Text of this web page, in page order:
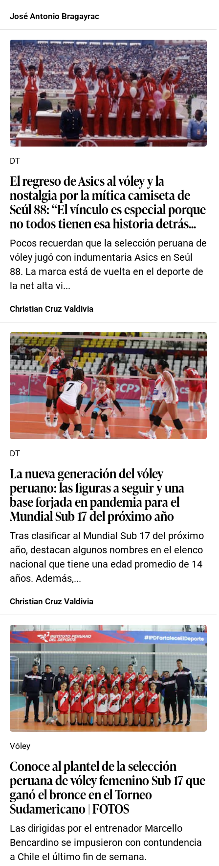
José Antonio Bragayrac
El regreso de Asics al vóley y la
nostalgia por la mítica camiseta de
Seúl 88: “El vínculo es especial porque
no todos tienen esa historia detrás...
Pocos recuerdan que la selección peruana de
vóley jugó con indumentaria Asics en Seúl
88. La marca está de vuelta en el deporte de
la net alta vi...
DT
Christian Cruz Valdivia
La nueva generación del vóley
peruano: las figuras a seguir y una
base forjada en pandemia para el
Mundial Sub 17 del próximo año
Tras clasificar al Mundial Sub 17 del próximo
año, destacan algunos nombres en el elenco
nacional que tiene una edad promedio de 14
años. Además,...
DT
Christian Cruz Valdivia
Conoce al plantel de la selección
peruana de vóley femenino Sub 17 que
ganó el bronce en el Torneo
Sudamericano | FOTOS
Las dirigidas por el entrenador Marcello
Bencardino se impusieron con contundencia
a Chile el último fin de semana.
Vóley